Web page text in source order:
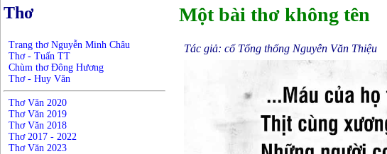
Thơ
Trang thơ Nguyễn Minh Châu
Thơ - Tuấn TT
Chùm thơ Đông Hương
Thơ - Huy Văn
Thơ Văn 2020
Thơ Văn 2019
Thơ Văn 2018
Thơ 2017 - 2022
Thơ Văn 2023
Một bài thơ không tên
Tác giả: cố Tổng thống Nguyễn Văn Thiệu